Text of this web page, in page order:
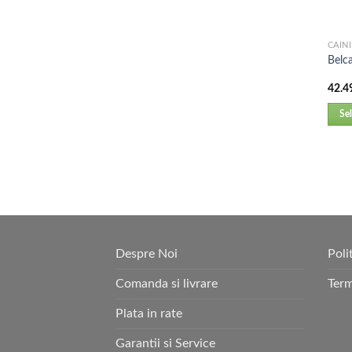
CAINI
Despre Noi
Comanda si livrare
Plata in rate
Garantii si Service